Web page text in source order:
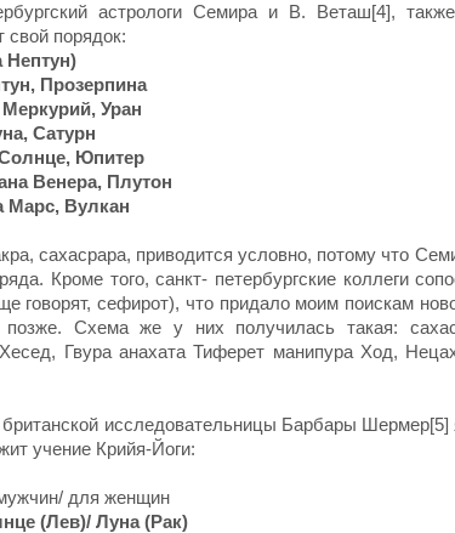
астрологи Семира и В. Веташ[4],
свой порядок:
Нептун)
Прозерпина
Уран
Сатурн
Юпитер
Венера, Плутон
Марс, Вулкан
сахасрара, приводится условно, потому что
Кроме того, санкт- петербургские коллеги
говорят, сефирот), что придало моим поискам
позже. Схема же у них получилась такая:
Гвура анахата Тиферет манипура Ход,
исследовательницы Барбары
учение Крийя-Йоги:
для женщин
(Лев)/ Луна (Рак)